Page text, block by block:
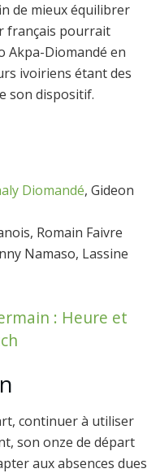
de mieux équilibrer
français pourrait
Akpa-Diomandé en
ivoiriens étant des
son dispositif.
Diomandé, Gideon
Romain Faivre
Namaso, Lassine
: Heure et
continuer à utiliser
son onze de départ
aux absences dues